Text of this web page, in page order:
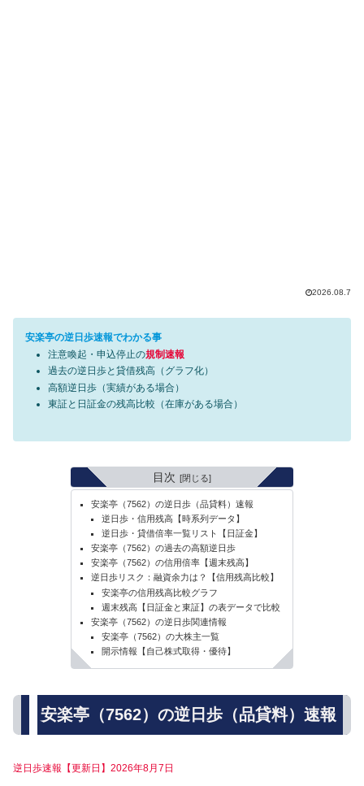
2026.08.7
安楽亭の逆日歩速報でわかる事
注意喚起・申込停止の規制速報
過去の逆日歩と貸借残高（グラフ化）
高額逆日歩（実績がある場合）
東証と日証金の残高比較（在庫がある場合）
目次
安楽亭（7562）の逆日歩（品貸料）速報
逆日歩・信用残高【時系列データ】
逆日歩・貸借倍率一覧リスト【日証金】
安楽亭（7562）の過去の高額逆日歩
安楽亭（7562）の信用倍率【週末残高】
逆日歩リスク：融資余力は？【信用残高比較】
安楽亭の信用残高比較グラフ
週末残高【日証金と東証】の表データで比較
安楽亭（7562）の逆日歩関連情報
安楽亭（7562）の大株主一覧
開示情報【自己株式取得・優待】
安楽亭（7562）の逆日歩（品貸料）速報
逆日歩速報【更新日】2026年8月7日